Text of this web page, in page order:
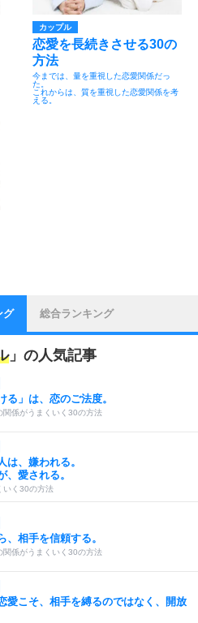
カップル
恋愛を長続きさせる30の
方法
今までは、量を重視した恋愛関係だっ
た。
これからは、質を重視した恋愛関係を考
える。
グ 総合ランキング
」の人気記事
る」は、恋のご法度。
関係がうまくいく30の方法
は、嫌われる。
、愛される。
いく30の方法
、相手を信頼する。
関係がうまくいく30の方法
愛こそ、相手を縛るのではなく、開放